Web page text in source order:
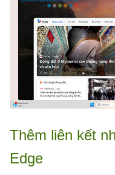
Thêm liên kết
Edge